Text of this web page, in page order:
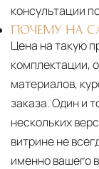
консультации
ПОЧЕМУ НА
Цена на такую
комплектации,
материалов,
заказа. Один и
нескольких
витрине не
именно вашего